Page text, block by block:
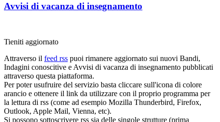
Avvisi di vacanza di insegnamento
Tieniti aggiornato
Attraverso il feed rss puoi rimanere aggiornato sui nuovi Bandi,
Indagini conoscitive e Avvisi di vacanza di insegnamento pubblicati
attraverso questa piattaforma.
Per poter usufruire del servizio basta cliccare sull'icona di colore
arancio e ottenere il link da utilizzare con il proprio programma per
la lettura di rss (come ad esempio Mozilla Thunderbird, Firefox,
Outlook, Apple Mail, Vienna, etc).
Si possono sottoscrivere rss sia delle singole strutture (prima